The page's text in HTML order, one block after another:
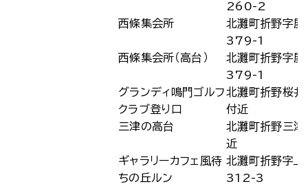
260-2
西條集会所
北灘町折野字屋
379-1
西條集会所（高台）
北灘町折野字屋
379-1
グランディ鳴門ゴルフ
クラブ登り口
北灘町折野桜
付近
三津の高台
北灘町折野三
近
ギャラリーカフェ風待
ちの丘ルン
北灘町折野字上
312-3